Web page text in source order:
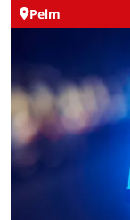
Pelm